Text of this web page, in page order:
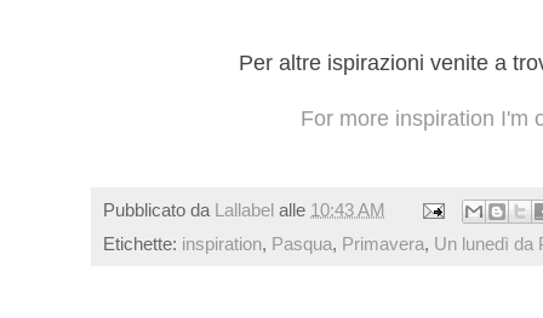
Per altre ispirazioni venite a
For more inspiration I'm
Pubblicato da Lallabel alle 10:43 AM
Etichette: inspiration, Pasqua, Primavera, Un lunedì da